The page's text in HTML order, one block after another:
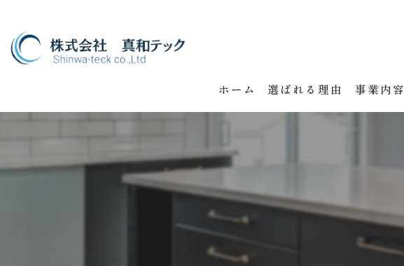
ホーム 選ばれる理由 事業内容